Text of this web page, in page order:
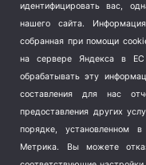
Школа и спорт (2)
Экология (8)
Экономика (1172)
идентифицировать вас,
нашего сайта.
собранная при помощи
на сервере Яндекса в ЕС
обрабатывать эту
составления для нас
предоставления других
порядке, установленном
Метрика.
Вы можете